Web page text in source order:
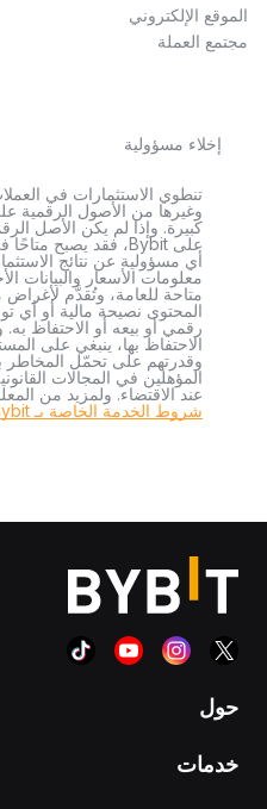
الموقع الإلكتروني
مجتمع العملة
إخلاء مسؤولية
تنطوي الاستثمارات في
كبيرة. وإذا لم يكن الأصل
أي مسؤولية عن نتائج
معلومات الأسعار والبيانات
متاحة للعامة، وتُقدَّم
المحتوى نصيحة مالية أو
رقمي أو بيعه أو الاحتفاظ
الاحتفاظ بها، ينبغي على
وقدرتهم على تحمّل المخاطر
المؤهلين في المجالات
عند الاقتضاء. ولمزيد من
شروط الخدمة الخاصة بـ Bybit
حول
خدمات